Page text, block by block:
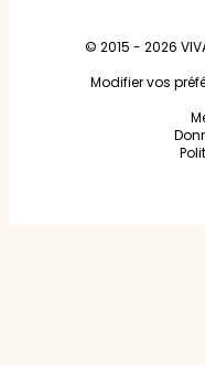
© 2015 - 2026
Modifier vos